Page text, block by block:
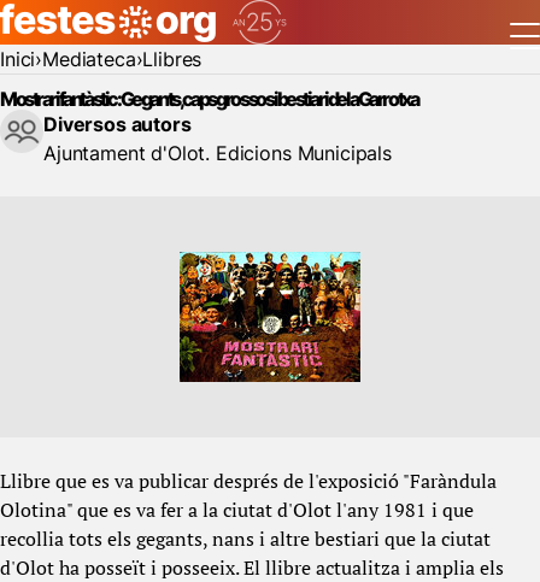
Inici Mediateca Llibres
Mostrari fantàstic: Gegants, caps grossos i bestiari de la Garrotxa
Diversos autors
Ajuntament d'Olot. Edicions Municipals
Llibre que es va publicar després de l'exposició "Faràndula
Olotina" que es va fer a la ciutat d'Olot l'any 1981 i que
recollia tots els gegants, nans i altre bestiari que la ciutat
d'Olot ha posseït i posseeix. El llibre actualitza i amplia els